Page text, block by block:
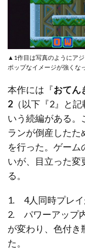
▲1作目は写真のようにア
ポップなイメージが強くな
本作には『おてん
2 （以下『2』と
いう続編がある。
ランが倒産したた
を行った。ゲーム
いが、目立った変
る。
1. 4人同時プレイ
2. パワーアップ
が変わり、色付き
た。